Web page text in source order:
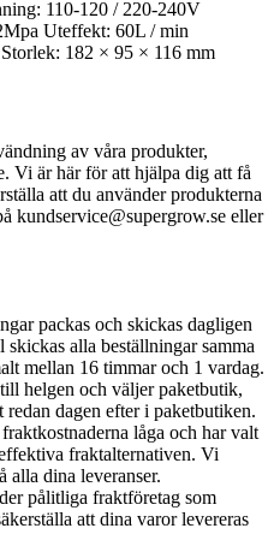
110-120 / 220-240V
Uteffekt: 60L / min
Storlek: 182 × 95 × 116 mm
av våra produkter,
Vi är här för att hjälpa dig att få
att du använder produkterna
kundservice@supergrow.se eller
packas och skickas dagligen
alla beställningar samma
mellan 16 timmar och 1 vardag.
helgen och väljer paketbutik,
dagen efter i paketbutiken.
låga och har valt
fraktalternativen. Vi
alla dina leveranser.
pålitliga fraktföretag som
att dina varor levereras